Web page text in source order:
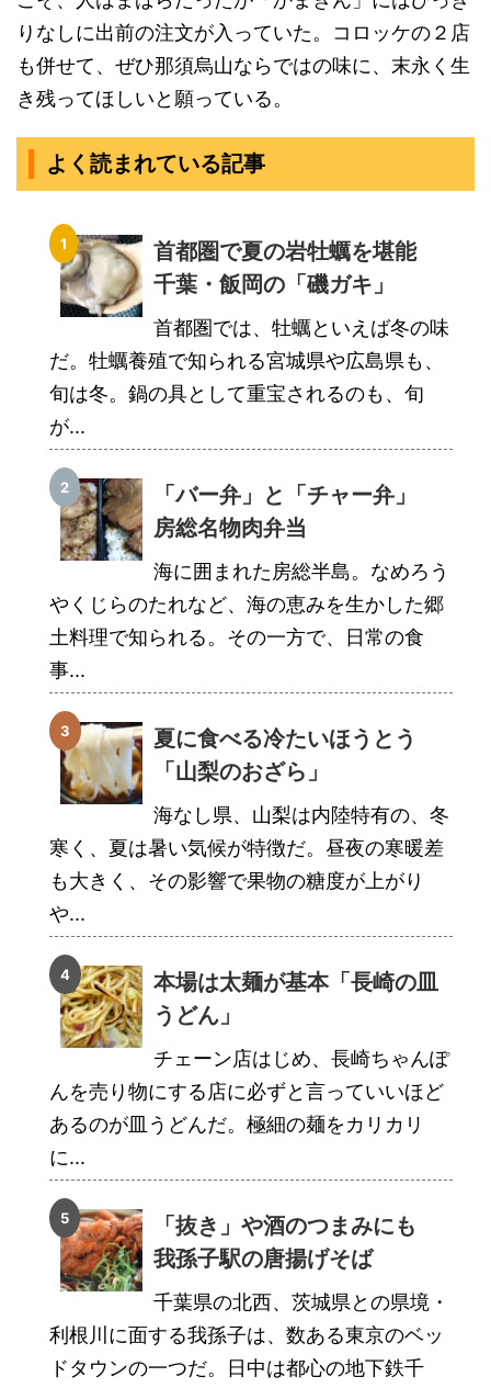
りなしに出前の注文が入っていた。コロッケの２店
も併せて、ぜひ那須烏山ならではの味に、末永く生
き残ってほしいと願っている。
よく読まれている記事
首都圏で夏の岩牡蠣を堪能
千葉・飯岡の「磯ガキ」
首都圏では、牡蠣といえば冬の味
だ。牡蠣養殖で知られる宮城県や広島県も、
旬は冬。鍋の具として重宝されるのも、旬
が...
「バー弁」と「チャー弁」
房総名物肉弁当
海に囲まれた房総半島。なめろう
やくじらのたれなど、海の恵みを生かした郷
土料理で知られる。その一方で、日常の食
事...
夏に食べる冷たいほうとう
「山梨のおざら」
海なし県、山梨は内陸特有の、冬
寒く、夏は暑い気候が特徴だ。昼夜の寒暖差
も大きく、その影響で果物の糖度が上がり
や...
本場は太麺が基本「長崎の皿
うどん」
チェーン店はじめ、長崎ちゃんぽ
んを売り物にする店に必ずと言っていいほど
あるのが皿うどんだ。極細の麺をカリカリ
に...
「抜き」や酒のつまみにも
我孫子駅の唐揚げそば
千葉県の北西、茨城県との県境・
利根川に面する我孫子は、数ある東京のベッ
ドタウンの一つだ。日中は都心の地下鉄千